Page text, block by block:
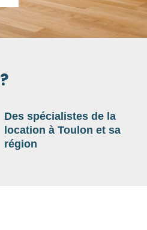
Des spécialistes de la
location à Toulon et sa
région